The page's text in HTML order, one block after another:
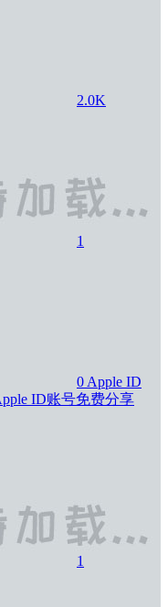
2.0K
1
0 Apple ID
ID账号免费分享
1